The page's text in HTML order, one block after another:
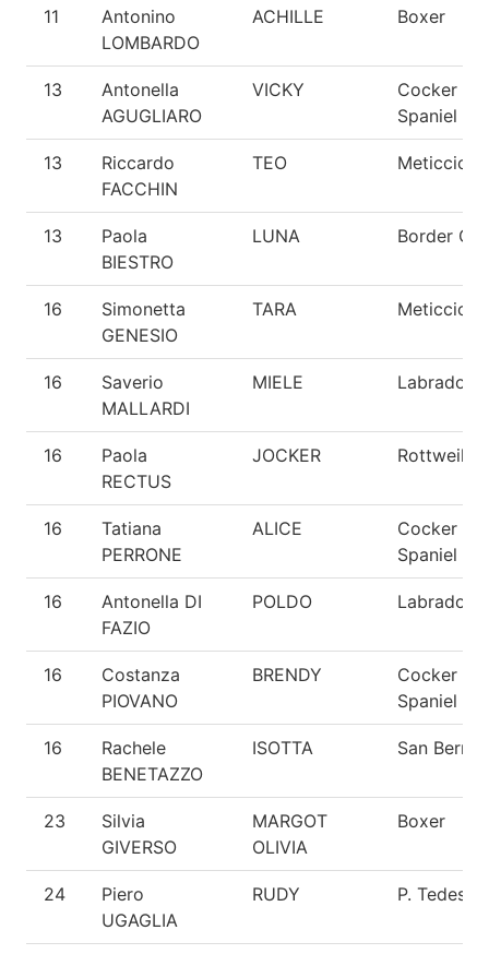
11
Antonino
LOMBARDO
ACHILLE Boxer
13
Antonella
AGUGLIARO
VICKY
Cocker
Spaniel
13
Riccardo
FACCHIN
TEO Meticcio
13
Paola
BIESTRO
LUNA Border
16
Simonetta
GENESIO
TARA Meticcio
16
Saverio
MALLARDI
MIELE Labrador
16
Paola
RECTUS
JOCKER Rottweiler
16
Tatiana
PERRONE
ALICE
Cocker
Spaniel
16
Antonella DI
FAZIO
POLDO Labrador
16
Costanza
PIOVANO
BRENDY
Cocker
Spaniel
16
Rachele
BENETAZZO
ISOTTA San
23
Silvia
GIVERSO
MARGOT
OLIVIA
Boxer
24
Piero
UGAGLIA
RUDY P. Tedesco